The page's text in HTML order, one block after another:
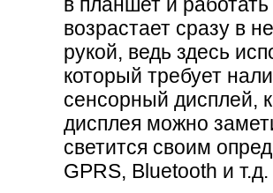
возрастает сразу в
рукой, ведь здесь
который требует
сенсорный дисплей,
дисплея можно
светится своим
GPRS, Bluetooth и т.д.